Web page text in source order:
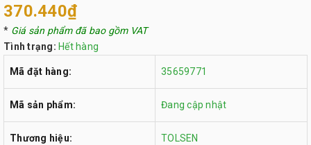
370.440₫
* Giá sản phẩm đã bao gồm VAT
Tình trạng: Hết hàng
Mã đặt hàng: 35659771
Mã sản phẩm: Đang cập nhật
Thương hiệu: TOLSEN